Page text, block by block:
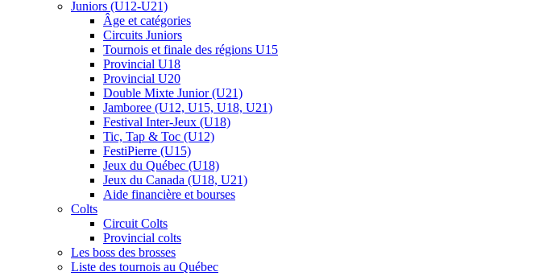
Juniors (U12-U21)
Âge et catégories
Circuits Juniors
Tournois et finale des régions U15
Provincial U18
Provincial U20
Double Mixte Junior (U21)
Jamboree (U12, U15, U18, U21)
Festival Inter-Jeux (U18)
Tic, Tap & Toc (U12)
FestiPierre (U15)
Jeux du Québec (U18)
Jeux du Canada (U18, U21)
Aide financière et bourses
Colts
Circuit Colts
Provincial colts
Les boss des brosses
Liste des tournois au Québec